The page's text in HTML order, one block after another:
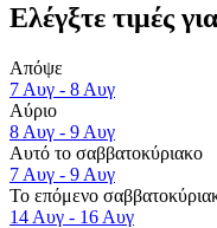
Ελέγξτε τιμές
Απόψε
7 Αυγ - 8 Αυγ
Αύριο
8 Αυγ - 9 Αυγ
Αυτό το σαββατοκύριακο
7 Αυγ - 9 Αυγ
Το επόμενο
14 Αυγ - 16 Αυγ